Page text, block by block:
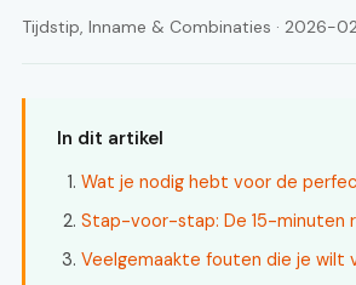
Tijdstip, Inname & Combinaties · 2026-
In dit artikel
Wat je nodig hebt voor de
Stap-voor-stap: De 15-minuten
Veelgemaakte fouten die je wilt